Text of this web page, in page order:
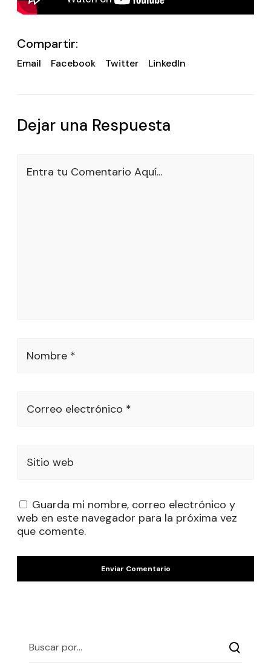
Compartir:
Email Facebook Twitter LinkedIn
Dejar una Respuesta
Entra tu Comentario Aquí...
Nombre *
Correo electrónico *
Sitio web
Guarda mi nombre, correo electrónico y
web en este navegador para la próxima vez
que comente.